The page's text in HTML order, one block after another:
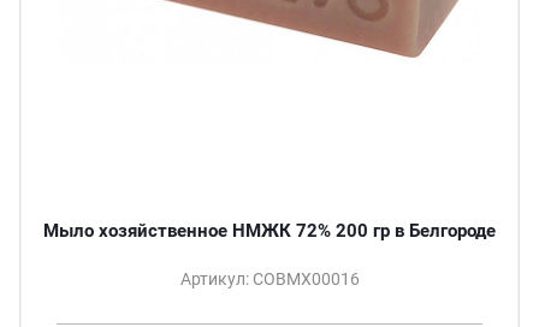
Мыло хозяйственное НМЖК 72% 200 гр в Белгороде
Артикул: СОВМХ00016